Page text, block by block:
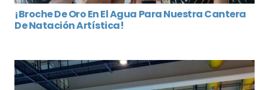
¡Broche De Oro En El Agua Para Nuestra Cantera
De Natación Artística!